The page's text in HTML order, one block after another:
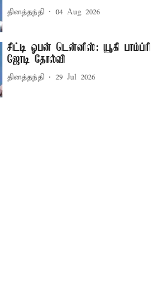
தினத்தந்தி 04 Aug 2026
சிட்டி ஓபன் டென்னிஸ்: யூகி பாம்ப்ரி
ஜோடி தோல்வி
தினத்தந்தி 29 Jul 2026